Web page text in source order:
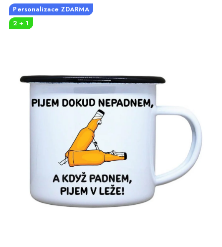
PRO PÁRY
MÁM SRDCE POMÁHÁM
VÁNOCE
Personalizace ZDARMA
2 + 1